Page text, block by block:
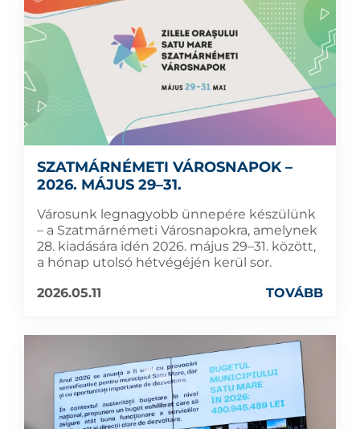
SZATMÁRNÉMETI VÁROSNAPOK –
2026. MÁJUS 29–31.
Városunk legnagyobb ünnepére készülünk
– a Szatmárnémeti Városnapokra, amelynek
28. kiadására idén 2026. május 29–31. között,
a hónap utolsó hétvégéjén kerül sor.
2026.05.11
TOVÁBB